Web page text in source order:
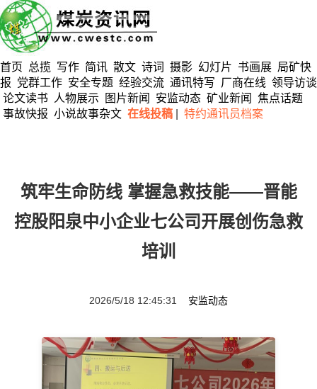
首页 总揽 写作 简讯 散文 诗词 摄影 幻灯片 书画展 局矿快
报 党群工作 安全专题 经验交流 通讯特写 厂商在线 领导访谈
论文读书
人物展示 图片新闻 安监动态 矿业新闻
焦点话题
事故快报 小说故事杂文 在线投稿 特约通讯员档案
筑牢生命防线 掌握急救技能——晋能
控股阳泉中小企业七公司开展创伤急救
培训
2026/5/18 12:45:31 安监动态